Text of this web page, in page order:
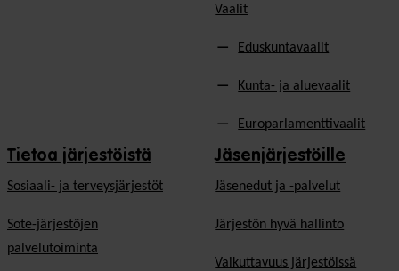
Vaalit
Eduskuntavaalit
Kunta- ja aluevaalit
Europarlamenttivaalit
Tietoa järjestöistä
Sosiaali- ja terveysjärjestöt
Sote-järjestöjen
palvelutoiminta
Jäsenjärjestöille
Jäsen­edut ja -palvelut
Järjestön hyvä hallinto
Vaikuttavuus järjestöissä